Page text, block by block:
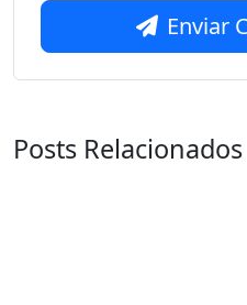
Enviar
Posts Relacionados